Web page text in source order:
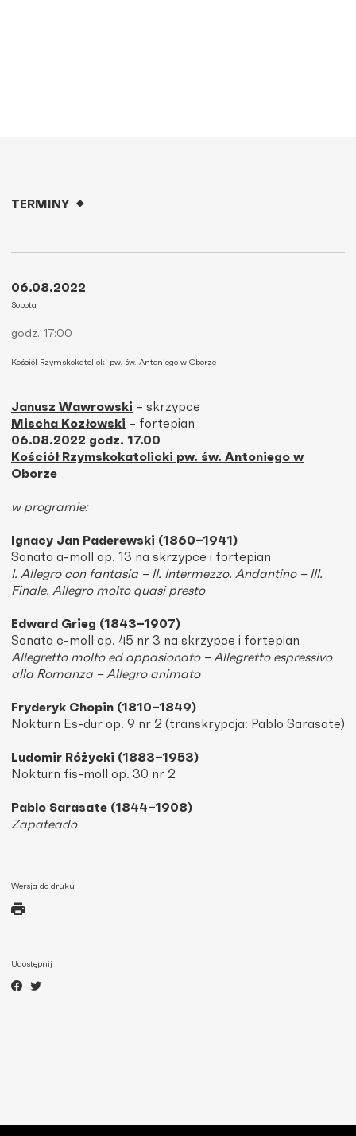
Wersja do druku
Udostępnij
Janusz Wawrowski – skrzypce
Mischa Kozłowski – fortepian
06.08.2022 godz. 17.00
Kościół Rzymskokatolicki pw. św. Antoniego w
Oborze
w programie:
Ignacy Jan Paderewski (1860–1941)
Sonata a-moll op. 13 na skrzypce i fortepian
I. Allegro con fantasia – II. Intermezzo. Andantino – III.
Finale. Allegro molto quasi presto
Edward Grieg (1843–1907)
Sonata c-moll op. 45 nr 3 na skrzypce i fortepian
Allegretto molto ed appasionato –Allegretto espressivo
alla Romanza –Allegro animato
Fryderyk Chopin (1810–1849)
Nokturn Es-dur op. 9 nr 2 (transkrypcja: Pablo Sarasate)
Ludomir Różycki (1883–1953)
Nokturn fis-moll op. 30 nr 2
Pablo Sarasate (1844–1908)
Zapateado
TERMINY
06.08.2022
Sobota
godz. 17:00
Kościół Rzymskokatolicki pw. św. Antoniego w Oborze